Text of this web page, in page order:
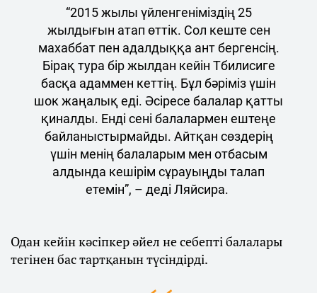
“2015 жылы үйленгеніміздің 25
жылдығын атап өттік. Сол кеште сен
махаббат пен адалдыққа ант бергенсің.
Бірақ тура бір жылдан кейін Тбилисиге
басқа адаммен кеттің. Бұл бәріміз үшін
шок жаңалық еді. Әсіресе балалар қатты
қиналды. Енді сені балалармен ештеңе
байланыстырмайды. Айтқан сөздерің
үшін менің балаларым мен отбасым
алдында кешірім сұрауыңды талап
етемін”, – деді Ляйсира.
Одан кейін кәсіпкер әйел не себепті балалары
тегінен бас тартқанын түсіндірді.